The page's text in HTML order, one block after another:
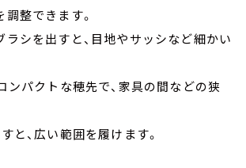
整できます。
シを出すと、目地やサッシなど細かい
ンパクトな穂先で、家具の間などの狭
と、広い範囲を履けます。